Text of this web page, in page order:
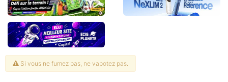
Si vous ne fumez pas, ne vapotez pas.